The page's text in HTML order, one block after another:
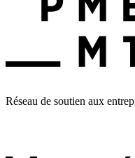
Réseau de soutien aux